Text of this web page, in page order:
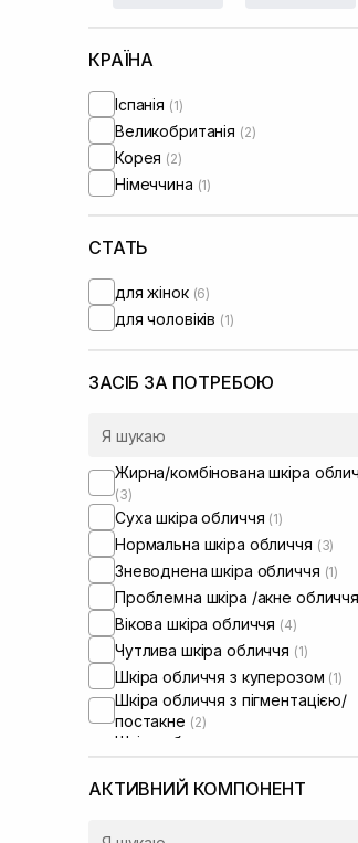
КРАЇНА
Іспанія (1)
Великобританія (2)
Корея (2)
Німеччина (1)
СТАТЬ
для жінок (6)
для чоловіків (1)
ЗАСІБ ЗА ПОТРЕБОЮ
Жирна/комбінована шкіра
(3)
Суха шкіра обличчя (1)
Нормальна шкіра обличчя (3)
Зневоднена шкіра обличчя (1)
Проблемна шкіра /акне обличчя
Вікова шкіра обличчя (4)
Чутлива шкіра обличчя (1)
Шкіра обличчя з куперозом (1)
Шкіра обличчя з пігментацією/
постакне (2)
Шкіра обличчя з порушеним
барʼєром
АКТИВНИЙ КОМПОНЕНТ